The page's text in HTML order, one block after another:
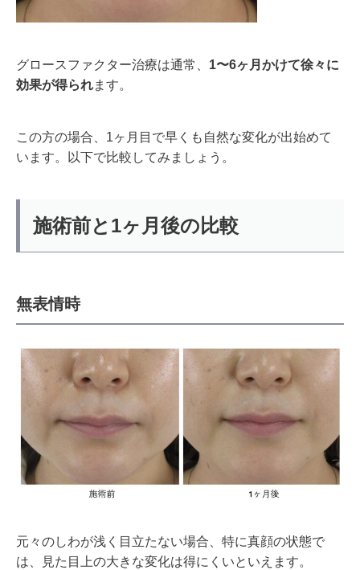
グロースファクター治療は通常、 1〜6ヶ月かけて徐々に
効果が得られます。
この方の場合、1ヶ月目で早くも自然な変化が出始めて
います。以下で比較してみましょう。
施術前と1ヶ月後の比較
無表情時
元々のしわが浅く目立たない場合、特に真顔の状態で
は、見た目上の大きな変化は得にくいといえます。